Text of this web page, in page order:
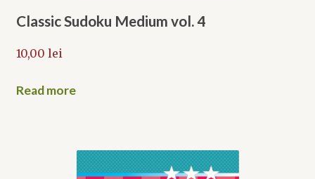
Classic Sudoku Medium vol. 4
10,00 lei
Read more